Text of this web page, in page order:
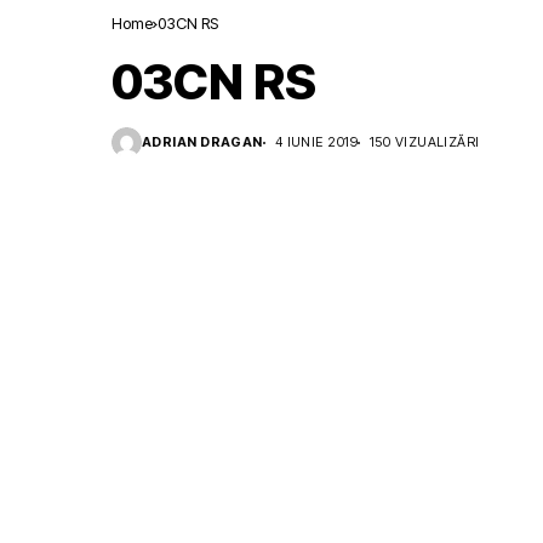
Home 03CN RS
03CN RS
ADRIAN DRAGAN 4 IUNIE 2019 150 VIZUALIZĂRI